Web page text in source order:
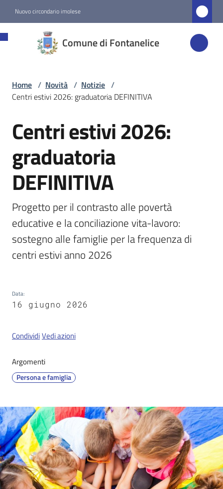
Nuovo circondario imolese
Comune di Fontanelice
Fontanelice
Amministrazione
Menu selezionato
Servizi
Vivere
Servizi
Tutti
argomenti
Seguici
Home / Novità / Notizie /
Centri estivi 2026: graduatoria DEFINITIVA
Salta al contenuto
Centri estivi 2026:
graduatoria
DEFINITIVA
Progetto per il contrasto alle povertà
educative e la conciliazione vita-lavoro:
sostegno alle famiglie per la frequenza di
centri estivi anno 2026
Data:
16 giugno 2026
CondividiVedi azioni
Argomenti
Persona e famiglia